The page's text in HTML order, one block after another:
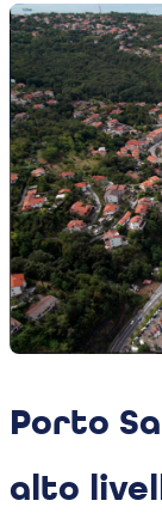
Porto
alto